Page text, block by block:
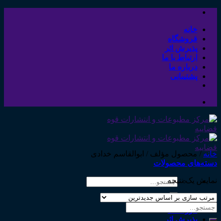
Skip
contentخانه
فروشگاه
پذیرش اثر
ارتباط با ما
درباره ما
پشتیبانی
جستجو
خانه
فروشگاه
پذیرش اثر
خانه /محصول مؤلف / ابوالقاسم خدادی
دسته‌های محصولات
نمایش یک نتیجه
جستجو